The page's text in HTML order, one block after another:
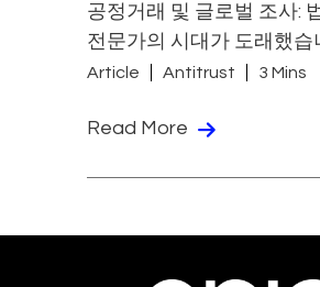
공정거래 및 글로벌 조사:
전문가의 시대가 도래했습
Article Antitrust 3 Mins
Read More